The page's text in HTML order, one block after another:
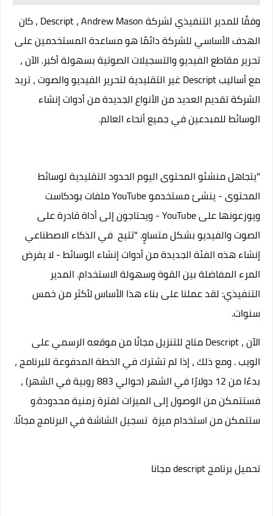
وفقًا للمدير التنفيذي لشركة Descript ، Andrew Mason ، كان
الهدف الأساسي للشركة دائمًا هو مساعدة المستخدمين على
تحرير مقاطع الفيديو والتسجيلات الصوتية بسهولة أكبر. الآن ،
مع أساليب Descript غير التقليدية لتحرير الفيديو والصوت ، تريد
الشركة تقديم العديد من الأنواع الجديدة من أدوات إنشاء
الوسائط للمبدعين في جميع أنحاء العالم.
"يتجاهل منشئو المحتوى اليوم الحدود التقليدية لوسائط
المحتوى - ينشئ مستخدمو YouTube ملفات بودكاست
ويوزعونها على YouTube - ويحتاجون إلى أداة قادرة على
الصوت والفيديو بشكل متساوٍ. "تتيح في الذكاء الاصطناعي
إنشاء هذه الفئة الجديدة من أدوات إنشاء الوسائط - لا يفرض
المرء المفاضلة بين القوة وسهولة الاستخدام. المدير
التنفيذي: لقد عملنا على بناء هذا الأساس لأكثر من خمس
سنوات.
الآن ، Descript متاح
للتنزيل مجانًا من موقعه الرسمي على
الويب. ومع ذلك ، إذا لم تشترك في الخطة المدفوعة للبرنامج ،
بدءًا من 12 دولارًا في الشهر (حوالي 883 روبية في الشهر) ،
فستتمكن من الوصول إلى الميزات لفترة زمنية محدودة.و
ستتمكن من استخدام ميزة تسجيل الشاشة في البرنامج مجانًا.
تحميل برنامج descript مجانا